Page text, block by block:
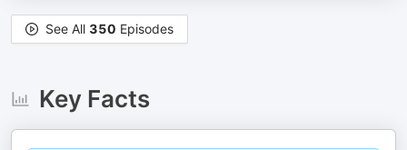
See All 350 Episodes
Key Facts